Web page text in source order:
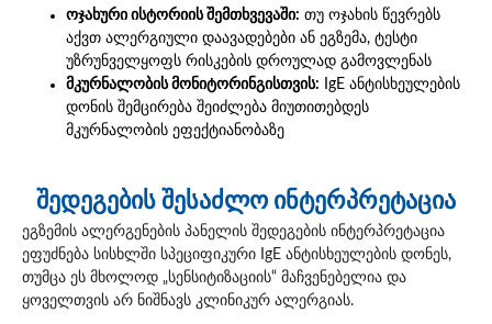
ოჯახური ისტორიის შემთხვევაში: თუ ოჯახის წევრებს
აქვთ ალერგიული დაავადებები ან ეგზემა, ტესტი
უზრუნველყოფს რისკების დროულად გამოვლენას
მკურნალობის მონიტორინგისთვის: IgE ანტისხეულების
დონის შემცირება შეიძლება მიუთითებდეს
მკურნალობის ეფექტიანობაზე
შედეგების შესაძლო ინტერპრეტაცია
ეგზემის ალერგენების პანელის შედეგების ინტერპრეტაცია
ეფუძნება სისხლში სპეციფიკური IgE ანტისხეულების დონეს,
თუმცა ეს მხოლოდ „სენსიტიზაციის“ მაჩვენებელია და
ყოველთვის არ ნიშნავს კლინიკურ ალერგიას.